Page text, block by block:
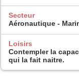
Secteur
Aéronautique -
Loisirs
Contempler la
qui la fait naitre.